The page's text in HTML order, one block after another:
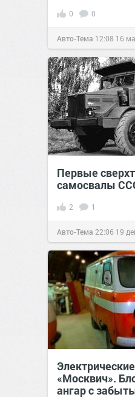
0 0
Авто-Тема 12:08 16
Первые
самосвалы
2 1
Авто-Тема 22:06 19
«Москвич».
ангар с